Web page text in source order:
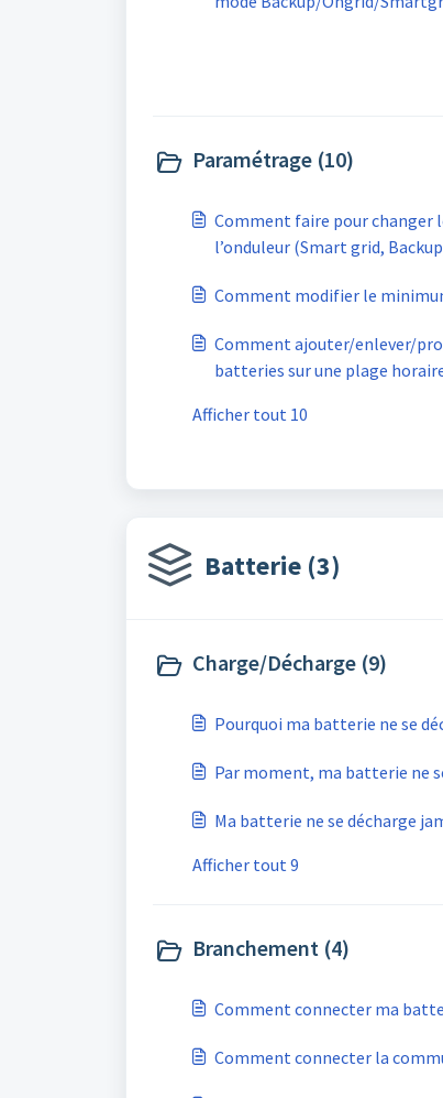
Paramétrage (10)
Comment faire pour changer
l’onduleur (Smart grid,
Comment modifier le
Comment ajouter/enlever/programmer une charge
batteries sur une plage
Afficher tout 10
Batterie (3)
Charge/Décharge (9)
Pourquoi ma batterie ne se
Par moment, ma batterie ne
Ma batterie ne se décharge
Afficher tout 9
Branchement (4)
Comment connecter ma
Comment connecter la